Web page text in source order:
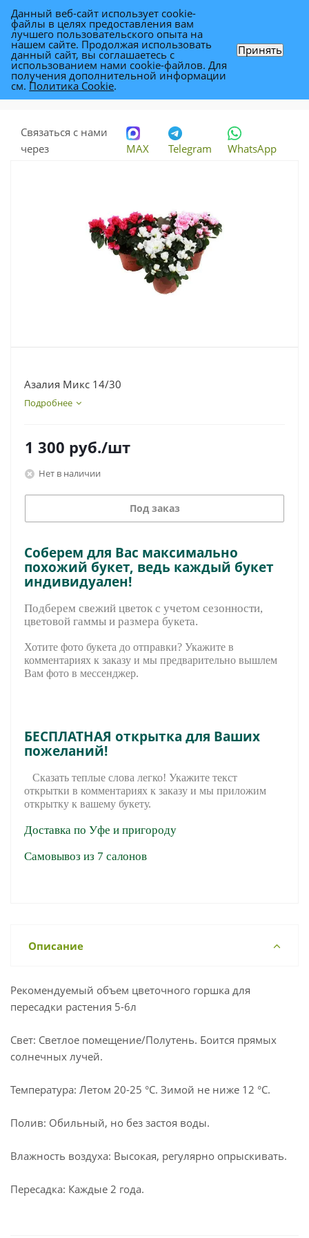
Азалия Микс 14/30
Каталог - Растения - Комнатные растения
Связаться с нами
через
MAX Telegram WhatsApp
Азалия Микс 14/30
Подробнее
1 300 руб./шт
Нет в наличии
Под заказ
Соберем для Вас максимально
похожий букет, ведь каждый букет
индивидуален!
Подберем свежий цветок с учетом сезонности,
цветовой гаммы и размера букета.
Хотите фото букета до отправки? Укажите в
комментариях к заказу и мы предварительно вышлем
Вам фото в мессенджер.
БЕСПЛАТНАЯ открытка для Ваших
пожеланий!
Сказать теплые слова легко! Укажите текст
открытки в комментариях к заказу и мы приложим
открытку к вашему букету.
Доставка по Уфе и пригороду
Самовывоз из 7 салонов
Описание
Рекомендуемый объем цветочного горшка для
пересадки растения 5-6л
Свет: Светлое помещение/Полутень. Боится прямых
солнечных лучей.
Температура: Летом 20-25 °С. Зимой не ниже 12 °С.
Полив: Обильный, но без застоя воды.
Влажность воздуха: Высокая, регулярно опрыскивать.
Пересадка: Каждые 2 года.
Данный веб-сайт использует cookie-
файлы в целях предоставления вам
лучшего пользовательского опыта на
нашем сайте. Продолжая использовать
данный сайт, вы соглашаетесь с
использованием нами cookie-файлов. Для
получения дополнительной информации
см. Политика Cookie.
Принять